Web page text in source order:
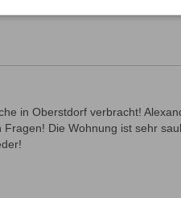
in Oberstdorf verbracht!
Die Wohnung ist sehr